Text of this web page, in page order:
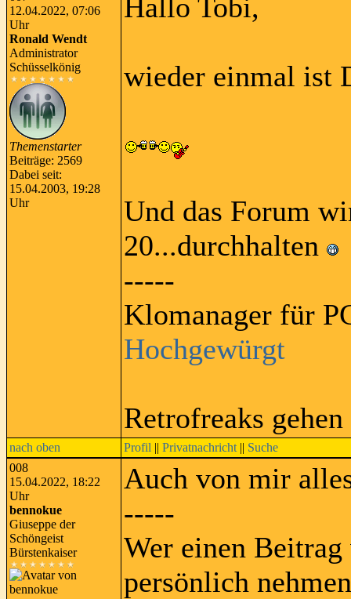
12.04.2022, 07:06
Uhr
Ronald Wendt
Administrator
Schüsselkönig
Themenstarter
Beiträge: 2569
Dabei seit:
15.04.2003, 19:28
Uhr
Hallo Tobi,
wieder einmal ist
Und das Forum
20...durchhalten
-----
Klomanager für
Hochgewürgt
Retrofreaks
nach oben Profil || Privatnachricht || Suche
008
15.04.2022, 18:22
Uhr
bennokue
Giuseppe der
Schöngeist
Bürstenkaiser
Auch von mir
-----
Wer einen
persönlich